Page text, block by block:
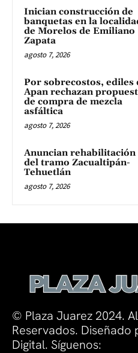
Inician construcción de
banquetas en la
de Morelos de Emiliano
Zapata
agosto 7, 2026
Por sobrecostos, ediles
Apan rechazan
de compra de mezcla
asfáltica
agosto 7, 2026
Anuncian rehabilitación
del tramo Zacualtipán-
Tehuetlán
agosto 7, 2026
© Plaza Juarez 2024.
Reservados. Diseñado
Digital. Síguenos: